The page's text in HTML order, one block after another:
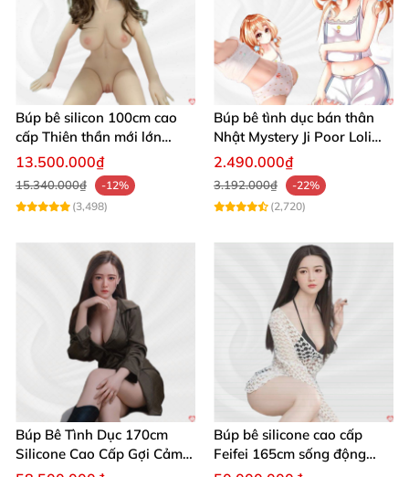
Búp bê Loli Nhật Bản ngực to Flamre anime xinh giá ưu đãi
Búp bê Loli Nhật Bản ngực to Flamre anime xinh giá ưu đãi
Búp bê Loli Nhật Bản ngực to Flamre anime xinh giá ưu đãi
Búp bê silicon 100cm cao
cấp Thiên thần mới lớn
mượt mà mềm mại
13.500.000₫
15.340.000₫
-12%
(3,498)
Búp bê tình dục bán thân
Nhật Mystery Ji Poor Loli
TPE 6kg siêu mềm mại
2.490.000₫
3.192.000₫
-22%
(2,720)
Búp Bê Tình Dục 170cm
Silicone Cao Cấp Gợi Cảm
Giống Thật
Búp bê silicone cao cấp
Feifei 165cm sống động
chân thật ghê